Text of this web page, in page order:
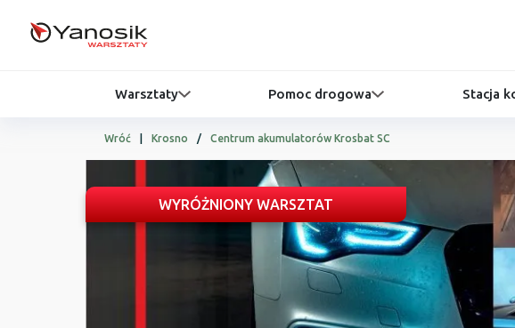
Warsztaty Pomoc drogowa Stacja
Wróć Krosno / Centrum akumulatorów Krosbat SC
WYRÓŻNIONY WARSZTAT